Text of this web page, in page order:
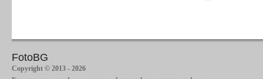
FotoBG
Copyright © 2013 - 2026